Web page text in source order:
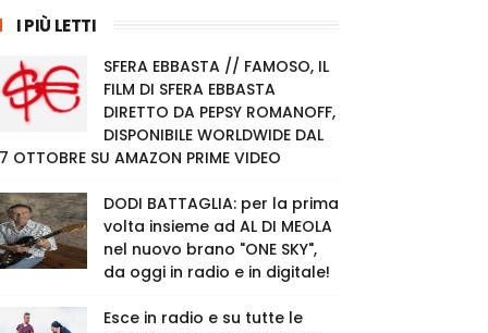
I PIÙ LETTI
SFERA EBBASTA // FAMOSO, IL
FILM DI SFERA EBBASTA
DIRETTO DA PEPSY ROMANOFF,
DISPONIBILE WORLDWIDE DAL
OTTOBRE SU AMAZON PRIME VIDEO
DODI BATTAGLIA: per la prima
volta insieme ad AL DI MEOLA
nel nuovo brano "ONE SKY",
da oggi in radio e in digitale!
Esce in radio e su tutte le